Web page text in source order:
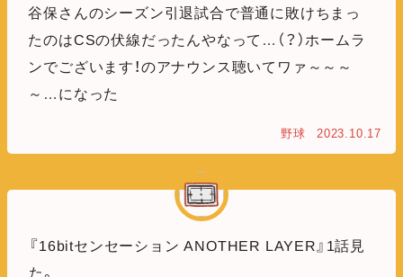
谷保さんのシーズン引退試合で普通に敗けちまっ
たのはCSの伏線だったんやなって…（？）ホームラ
ンでございます！のアナウンス聴いてワァ～～～
～…になった
野球 2023.10.17
『16bitセンセーション ANOTHER LAYER』1話見
た。